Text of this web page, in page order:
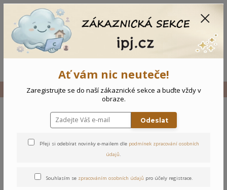
Vše Dětská mikina - 74
Dětská mikina - 74
Ať vám nic neuteče!
Zaregistrujte se do naší zákaznické sekce a buďte vždy v
obraze.
Odeslat
Přeji si odebírat novinky e-mailem dle podmínek zpracování osobních
údajů.
Souhlasím se zpracováním osobních údajů pro účely registrace.